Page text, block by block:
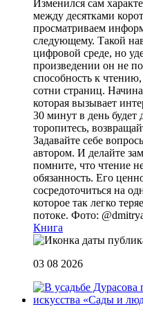
Изменился сам
между десятками
просматриваем
следующему. Такой
цифровой среде, но
произведении он не
способность к чтению,
сотни страниц.
которая вызывает
30 минут в день будет
торопитесь,
Задавайте себе
автором. И делайте
помните, что чтение
обязанность. Его
сосредоточиться на
которое так легко
потоке. Фото:
Книга
03 08 2026